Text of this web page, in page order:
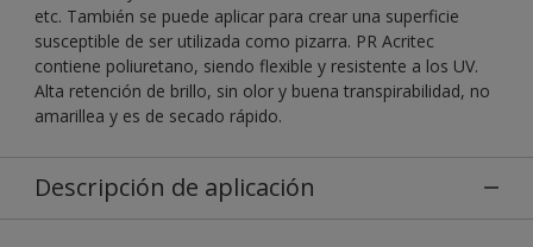
etc. También se puede aplicar para crear una superficie
susceptible de ser utilizada como pizarra. PR Acritec
contiene poliuretano, siendo flexible y resistente a los UV.
Alta retención de brillo, sin olor y buena transpirabilidad, no
amarillea y es de secado rápido.
Descripción de aplicación